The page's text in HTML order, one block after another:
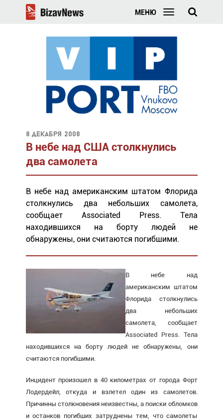
МЕНЮ
8 декабря 2008
В небе над США столкнулись
два самолета
В небе над американским штатом Флорида
столкнулись два небольших самолета,
сообщает Associated Press. Тела
находившихся на борту людей не
обнаружены, они считаются погибшими.
В небе над
американским штатом
Флорида столкнулись
два небольших
самолета, сообщает
Associated Press. Тела
находившихся на борту людей не обнаружены, они
считаются погибшими.
Инцидент произошел в 40 километрах от города Форт
Лодердейл, откуда и взлетел один из самолетов.
Причинны столкновения неизвестны, а поиски обломков
и останков погибших затруднены тем, что самолеты